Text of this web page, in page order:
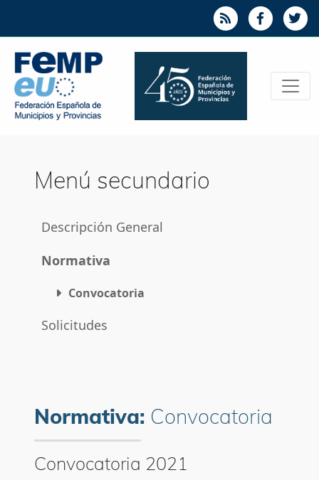
Menú secundario
Descripción General
Normativa
Convocatoria
Solicitudes
Normativa: Convocatoria
Convocatoria 2021